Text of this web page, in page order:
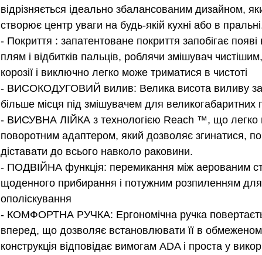
відрізняється ідеально збалансованим дизайном,
створює центр уваги на будь-якій кухні або в
- Покриття : запатентоване покриття запобігає
плям і відбитків пальців, роблячи змішувач
корозії і виключно легко може триматися в чистоті
- ВИСОКОДУГОВИЙ вилив: Велика висота виливу
більше місця під змішувачем для великогабаритних
- ВИСУВНА ЛІЙКА з технологією Reach ™, що легко
поворотним адаптером, який дозволяє згинатися,
діставати до всього навколо раковини.
- ПОДВІЙНА функція: перемикання між аерованим
щоденного прибирання і потужним розпиленням для
ополіскування
- КОМФОРТНА РУЧКА: Ергономічна ручка
вперед, що дозволяє встановлювати її в
конструкція відповідає вимогам ADA і проста у